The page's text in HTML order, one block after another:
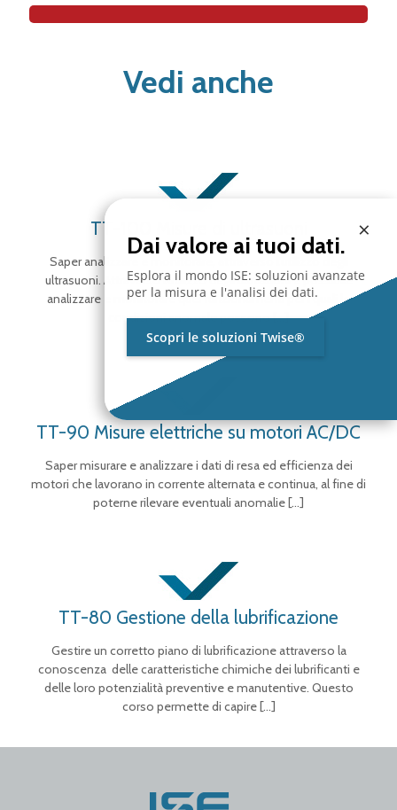
Vedi anche
TT-100 Misure di ultrasuoni
Saper analizzare e monitorare, attraverso l’utilizzo degli
ultrasuoni. Attraverso l’utilizzo degli ultrasuoni è possibile
analizzare e monitorare quei funzionamenti per i quali le
condizioni anomale possono[…]
TT-90 Misure elettriche su motori AC/DC
Saper misurare e analizzare i dati di resa ed efficienza dei
motori che lavorano in corrente alternata e continua, al fine di
poterne rilevare eventuali anomalie[…]
TT-80 Gestione della lubrificazione
Gestire un corretto piano di lubrificazione attraverso la
conoscenza delle caratteristiche chimiche dei lubrificanti e
delle loro potenzialità preventive e manutentive. Questo
corso permette di capire[…]
×
Dai valore ai tuoi dati.
Esplora il mondo ISE: soluzioni avanzate
per la misura e l'analisi dei dati.
Scopri le soluzioni Twise®